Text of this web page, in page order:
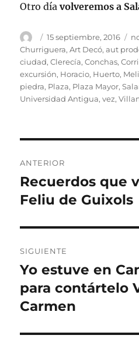
Otro díavolveremos a
Autor
Publicado
el
15 septiembre, 2016
Churriguera,Art Decó,aut
ciudad,Clerecía,Conchas,
excursión, Horacio, Huerto,
piedra, Plaza, Plaza Mayor,
Universidad Antigua,vez,
de
entradas
ANTERIOR
Entrada
anterior:
Recuerdos que
Feliu de Guixols
SIGUIENTE
Entrada
siguiente:
Yo estuve en
para contártelo
Carmen